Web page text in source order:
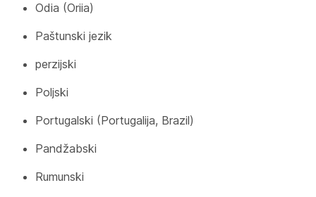
Odia (Oriia)
Paštunski jezik
perzijski
Poljski
Portugalski (Portugalija, Brazil)
Pandžabski
Rumunski